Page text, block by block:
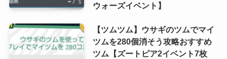
ウォーズイベント】
【ツムツム】ウサギのツムでマイ
ツムを280個消そう攻略おすすめ
ツム【ズートピア2イベント7枚